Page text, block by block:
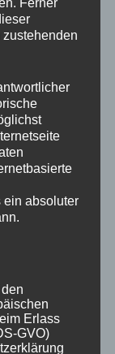
das
Prozessen
des
von
des
ist Teil
langfristige
Ferner
ein absoluter
Erlass
GVO)